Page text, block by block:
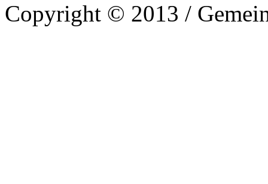
Copyright © 2013 /